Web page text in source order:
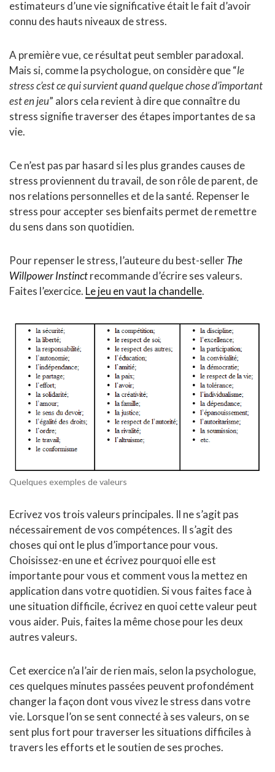
estimateurs d’une vie significative était le fait d’avoir
connu des hauts niveaux de stress.
A première vue, ce résultat peut sembler paradoxal.
Mais si, comme la psychologue, on considère que “le
stress c’est ce qui survient quand quelque chose d’important
est en jeu” alors cela revient à dire que connaître du
stress signifie traverser des étapes importantes de sa
vie.
Ce n’est pas par hasard si les plus grandes causes de
stress proviennent du travail, de son rôle de parent, de
nos relations personnelles et de la santé. Repenser le
stress pour accepter ses bienfaits permet de remettre
du sens dans son quotidien.
Pour repenser le stress, l’auteure du best-sellerThe
Willpower Instinctrecommande d’écrire ses valeurs.
Faites l’exercice. Le jeu en vaut la chandelle.
Quelques exemples de valeurs
Ecrivez vos trois valeurs principales. Il ne s’agit pas
nécessairement de vos compétences. Il s’agit des
choses qui ont le plus d’importance pour vous.
Choisissez-en une et écrivez pourquoi elle est
importante pour vous et comment vous la mettez en
application dans votre quotidien. Si vous faites face à
une situation difficile, écrivez en quoi cette valeur peut
vous aider. Puis, faites la même chose pour les deux
autres valeurs.
Cet exercice n’a l’air de rien mais, selon la psychologue,
ces quelques minutes passées peuvent profondément
changer la façon dont vous vivez le stress dans votre
vie. Lorsque l’on se sent connecté à ses valeurs, on se
sent plus fort pour traverser les situations difficiles à
travers les efforts et le soutien de ses proches.